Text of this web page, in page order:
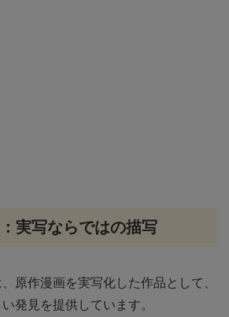
実写ならではの描写
原作漫画を実写化した作品として、
発見を提供しています。